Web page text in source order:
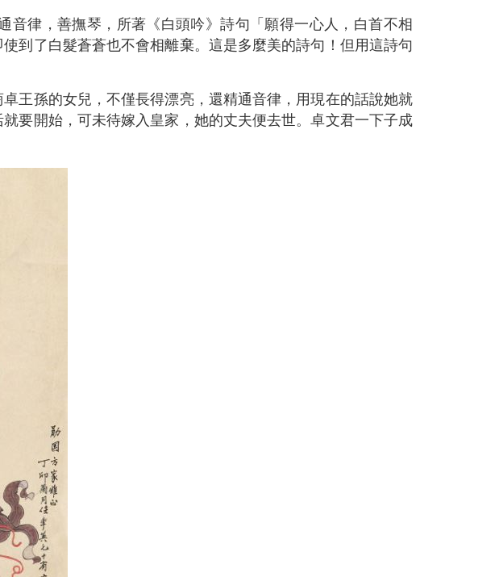
律，善撫琴，所著《白頭吟》詩句「願得一心人，白首不相
到了白髮蒼蒼也不會相離棄。這是多麼美的詩句！但用這詩句
王孫的女兒，不僅長得漂亮，還精通音律，用現在的話說她就
要開始，可未待嫁入皇家，她的丈夫便去世。卓文君一下子成